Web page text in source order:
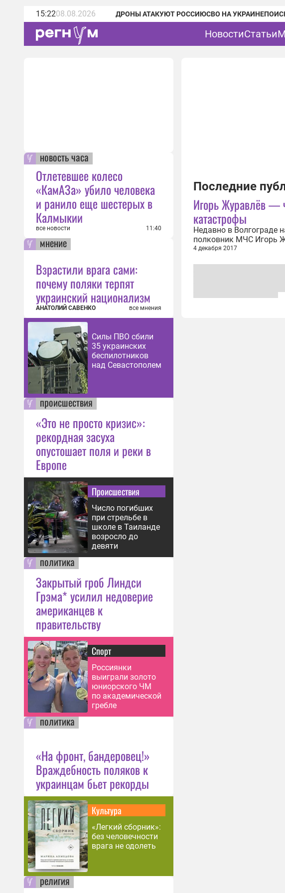
15:2208.08.2026 ДРОНЫ АТАКУЮТ РОССИЮСВО НА УКРАИНЕ
НовостиСтатьи
новость часа
Отлетевшее колесо
«КамАЗа» убило человека
и ранило еще шестерых в
Калмыкии
все новости 11:40
мнение
Взрастили врага сами:
почему поляки терпят
украинский национализм
АНАТОЛИЙ САВЕНКО все мнения
Силы ПВО сбили
35 украинских
беспилотников
над Севастополем
происшествия
«Это не просто кризис»:
рекордная засуха
опустошает поля и реки в
Европе
Происшествия
Число погибших
при стрельбе в
школе в Таиланде
возросло до
девяти
политика
Закрытый гроб Линдси
Грэма* усилил недоверие
американцев к
правительству
Спорт
Россиянки
выиграли золото
юниорского ЧМ
по академической
гребле
политика
«На фронт, бандеровец!»
Враждебность поляков к
украинцам бьет рекорды
Культура
«Легкий сборник»:
без человечности
врага не одолеть
религия
Последние
Игорь Журавлёв —
катастрофы
Недавно в Волгограде
полковник МЧС Игорь
Волжскую ГЭС от
4 декабря 2017